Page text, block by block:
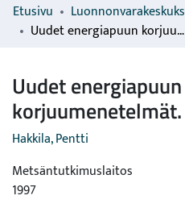
Etusivu
Uudet energiapuun korjuumenetelmät.
Uudet energiapuun
korjuumenetelmät.
Hakkila, Pentti
Metsäntutkimuslaitos
1997